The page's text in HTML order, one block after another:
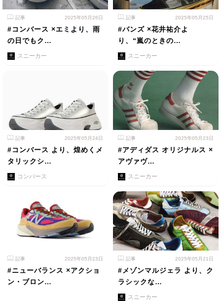
記事 2025年05月26日
#コンバース ×エミより、雨
の日でもク…
スニーカー
記事 2025年05月25日
#バンズ ×花井祐介よ
り、“嵐のときの…
スニーカー
記事 2025年05月24日
#コンバース より、煌めくメ
タリックシ…
コンバース
記事 2025年05月23日
#アディダス オリジナルス ×
アヴァヴ…
スニーカー
記事 2025年05月23日
#ニューバランス ×アクショ
ン・ブロン…
記事 2025年05月21日
#メゾンマルジェラ より、ク
ラシックな…
スニーカー